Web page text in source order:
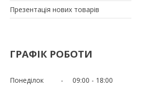
Презентація нових товарів
ГРАФІК РОБОТИ
Понеділок 09:00
18:00